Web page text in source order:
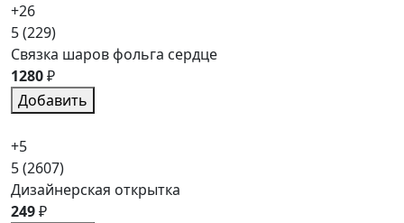
+26
5(229)
Связка шаров фольга сердце
1280₽
Добавить
+5
5(2607)
Дизайнерская открытка
249₽